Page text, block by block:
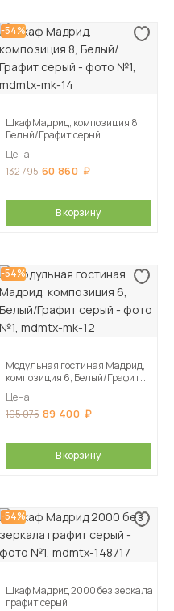
-54%
Шкаф Мадрид, композиция 8,
Белый/Графит серый
Цена
132 795 60 860
В корзину
-54%
Модульная гостиная Мадрид,
композиция 6, Белый/Графит
Цена
195 075 89 400
В корзину
-54%
Шкаф Мадрид 2000 без зеркала
графит серый